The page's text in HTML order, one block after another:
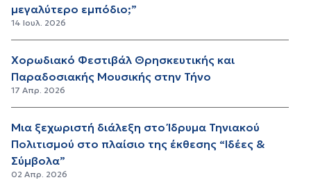
μεγαλύτερο εμπόδιο;”
14 Ιουλ. 2026
Χορωδιακό Φεστιβάλ Θρησκευτικής και
Παραδοσιακής Μουσικής στην Τήνο
17 Απρ. 2026
Μια ξεχωριστή διάλεξη στο Ίδρυμα Τηνιακού
Πολιτισμού στο πλαίσιο της έκθεσης “Ιδέες &
Σύμβολα”
02 Απρ. 2026